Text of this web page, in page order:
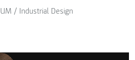
/ Industrial Design